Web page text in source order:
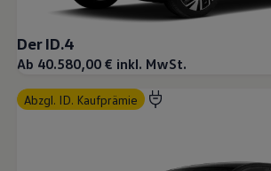
Der ID.4
Ab 40.580,00 € inkl. MwSt.
abzgl. ID. Kaufprämie